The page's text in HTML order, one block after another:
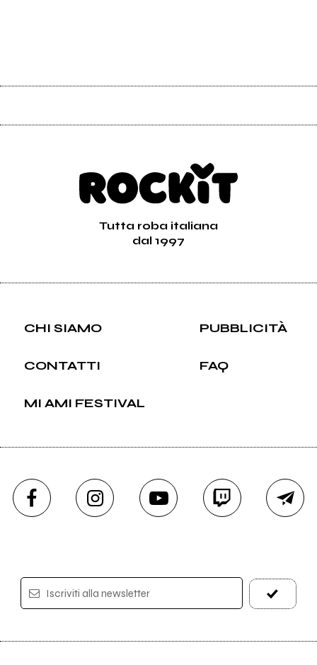
Tutta roba italiana
dal 1997
CHI SIAMO PUBBLICITÀ
CONTATTI FAQ
MI AMI FESTIVAL
Iscriviti alla newsletter